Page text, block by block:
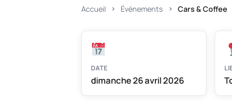
Accueil Événements Cars & Coffee
DATE
dimanche 26 avril 2026